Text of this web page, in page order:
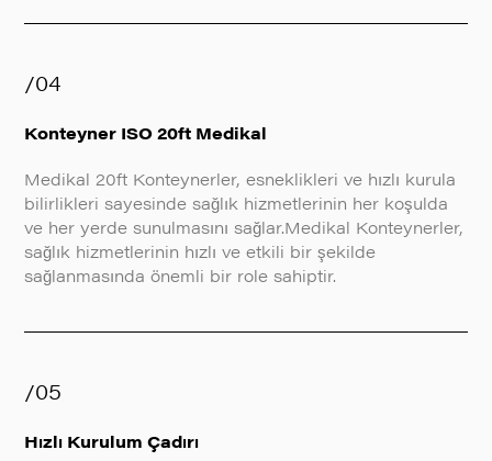
/04
Konteyner ISO 20ft Medikal
Medikal 20ft Konteynerler, esneklikleri ve hızlı kurula
bilirlikleri sayesinde sağlık hizmetlerinin her koşulda
ve her yerde sunulmasını sağlar.Medikal Konteynerler,
sağlık hizmetlerinin hızlı ve etkili bir şekilde
sağlanmasında önemli bir role sahiptir.
/05
Hızlı Kurulum Çadırı